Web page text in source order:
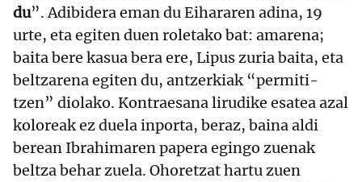
du”. Adibidera eman du Eihararen adina, 19
urte, eta egiten duen roletako bat: amarena;
baita bere kasua bera ere, Lipus zuria baita, eta
beltzarena egiten du, antzerkiak “permiti-
tzen” diolako. Kontraesana lirudike esatea azal
koloreak ez duela inporta, beraz, baina aldi
berean Ibrahimaren papera egingo zuenak
beltza behar zuela. Ohoretzat hartu zuen